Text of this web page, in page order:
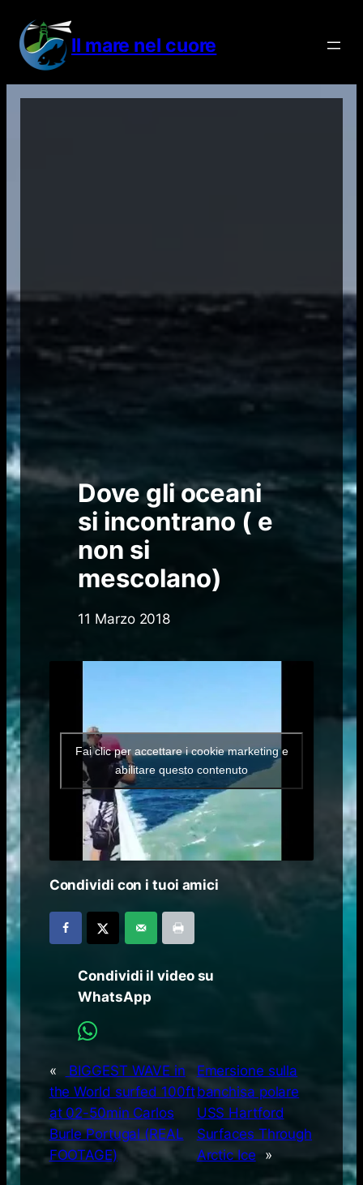
contenuto
Il mare nel cuore
Dove gli oceani
si incontrano ( e
non si
mescolano)
11 Marzo 2018
Fai clic per accettare i cookie marketing e
abilitare questo contenuto
Condividi con i tuoi amici
Condividi il video su
WhatsApp
«
BIGGEST WAVE in
the World surfed 100ft
at 02-50min Carlos
Burle Portugal (REAL
FOOTAGE)
Emersione sulla
banchisa polare
USS Hartford
Surfaces Through
Arctic Ice
»